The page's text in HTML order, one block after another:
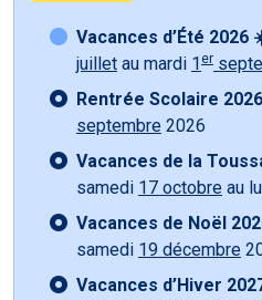
Vacances d’Été 2026
juillet au mardi 1 er
Rentrée Scolaire
septembre 2026
Vacances de la
samedi 17 octobre au
Vacances de Noël
samedi 19 décembre
Vacances d’Hiver